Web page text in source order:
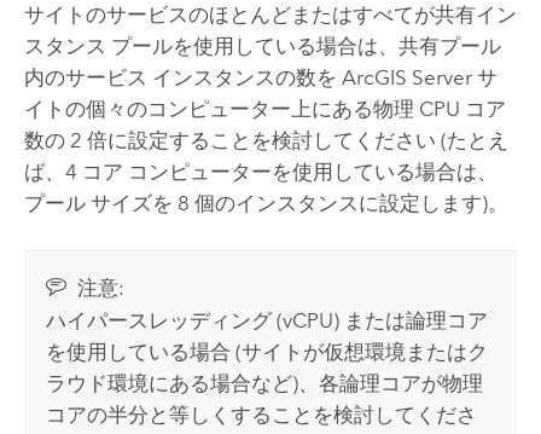
サイトのサービスのほとんどまたはすべてが共有イン
スタンス プールを使用している場合は、共有プール
内のサービス インスタンスの数を ArcGIS Serverサ
イトの個々のコンピューター上にある物理 CPU コア
数の 2 倍に設定することを検討してください (たとえ
ば、4 コア コンピューターを使用している場合は、
プール サイズを 8 個のインスタンスに設定します)。
注意:
ハイパースレッディング (vCPU) または論理コア
を使用している場合 (サイトが仮想環境またはク
ラウド環境にある場合など)、各論理コアが物理
コアの半分と等しくすることを検討してくださ